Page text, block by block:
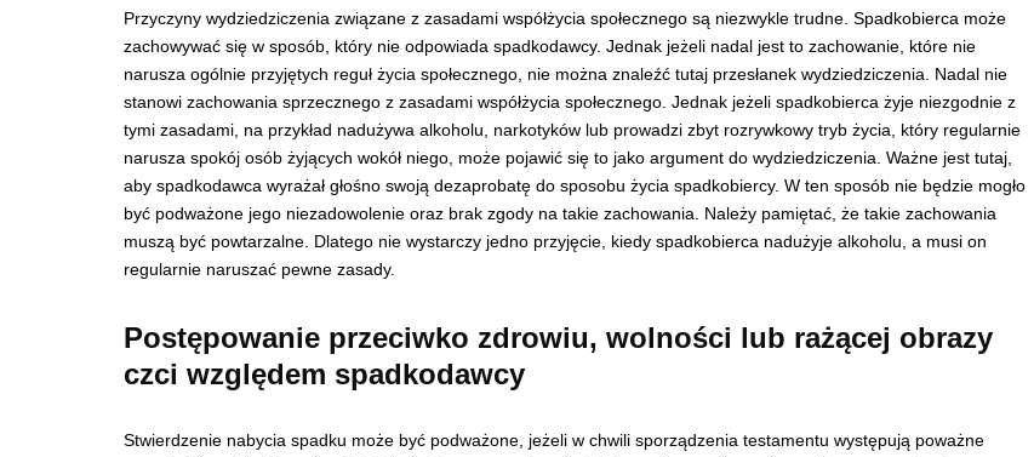
Przyczyny wydziedziczenia związane z zasadami współżycia społecznego są niezwykle trudne. Spadkobierca może
zachowywać się w sposób, który nie odpowiada spadkodawcy. Jednak jeżeli nadal jest to zachowanie, które nie
narusza ogólnie przyjętych reguł życia społecznego, nie można znaleźć tutaj przesłanek wydziedziczenia. Nadal nie
stanowi zachowania sprzecznego z zasadami współżycia społecznego. Jednak jeżeli spadkobierca żyje niezgodnie z
tymi zasadami, na przykład nadużywa alkoholu, narkotyków lub prowadzi zbyt rozrywkowy tryb życia, który regularnie
narusza spokój osób żyjących wokół niego, może pojawić się to jako argument do wydziedziczenia. Ważne jest tutaj,
aby spadkodawca wyrażał głośno swoją dezaprobatę do sposobu życia spadkobiercy. W ten sposób nie będzie mogło
być podważone jego niezadowolenie oraz brak zgody na takie zachowania. Należy pamiętać, że takie zachowania
muszą być powtarzalne. Dlatego nie wystarczy jedno przyjęcie, kiedy spadkobierca nadużyje alkoholu, a musi on
regularnie naruszać pewne zasady.
Postępowanie przeciwko zdrowiu, wolności lub rażącej obrazy
czci względem spadkodawcy
Stwierdzenie nabycia spadku może być podważone, jeżeli w chwili sporządzenia testamentu występują poważne